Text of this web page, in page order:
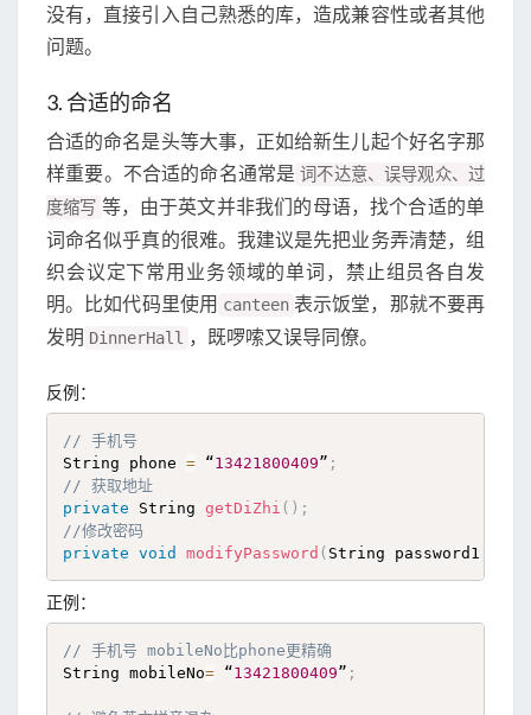
没有，直接引入自己熟悉的库，造成兼容性或者其他
问题。
3. 合适的命名
合适的命名是头等大事，正如给新生儿起个好名字那
样重要。不合适的命名通常是 词不达意、误导观众、过
度缩写 等，由于英文并非我们的母语，找个合适的单
词命名似乎真的很难。我建议是先把业务弄清楚，组
织会议定下常用业务领域的单词，禁止组员各自发
明。比如代码里使用 canteen 表示饭堂，那就不要再
发明 DinnerHall ，既啰嗦又误导同僚。
反例：
// 手机号
String phone = “13421800409” ;
// 获取地址
private String getDiZhi ( ) ;
//修改密码
private void modifyPassword ( String password1
正例：
// 手机号 mobileNo比phone更精确
String mobileNo= “13421800409” ;